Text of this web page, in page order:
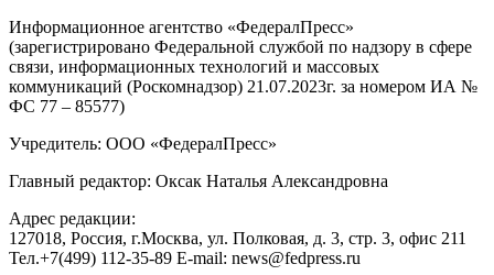
Информационное агентство «ФедералПресс»
(зарегистрировано Федеральной службой по надзору в сфере
связи, информационных технологий и массовых
коммуникаций (Роскомнадзор) 21.07.2023г. за номером ИА №
ФС 77 – 85577)
Учредитель: ООО «ФедералПресс»
Главный редактор: Оксак Наталья Александровна
Адрес редакции:
127018, Россия, г.Москва, ул. Полковая, д. 3, стр. 3, офис 211
Тел.+7(499) 112-35-89 E-mail: news@fedpress.ru